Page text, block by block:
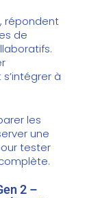
, répondent
de
à
les
une
tester
2 –